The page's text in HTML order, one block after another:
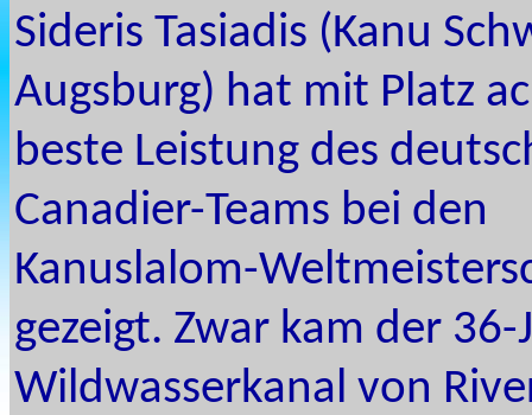
Sideris Tasiadis (Kanu
Augsburg) hat mit Platz
beste Leistung des
Canadier-Teams bei den
Kanuslalom-
gezeigt. Zwar kam der
Wildwasserkanal von